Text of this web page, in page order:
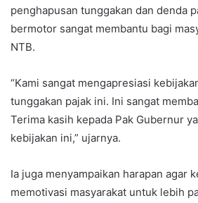
penghapusan tunggakan dan denda
bermotor sangat membantu bagi
NTB.
“Kami sangat mengapresiasi
tunggakan pajak ini. Ini sangat
Terima kasih kepada Pak Gubernur
kebijakan ini,” ujarnya.
Ia juga menyampaikan harapan agar
memotivasi masyarakat untuk lebih